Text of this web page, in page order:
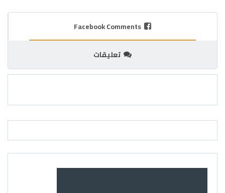
Facebook Comments
تعليقات